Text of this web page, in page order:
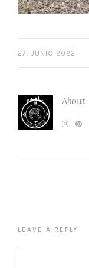
27, JUNIO 2022
About
LEAVE A REPLY